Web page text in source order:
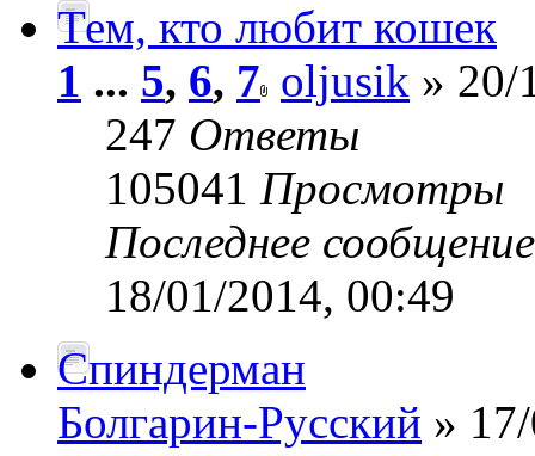
Тем, кто любит кошек
1 ... 5, 6, 7 oljusik » 20/
247 Ответы
105041 Просмотры
Последнее
18/01/2014, 00:49
Спиндерман
Болгарин-Русский »